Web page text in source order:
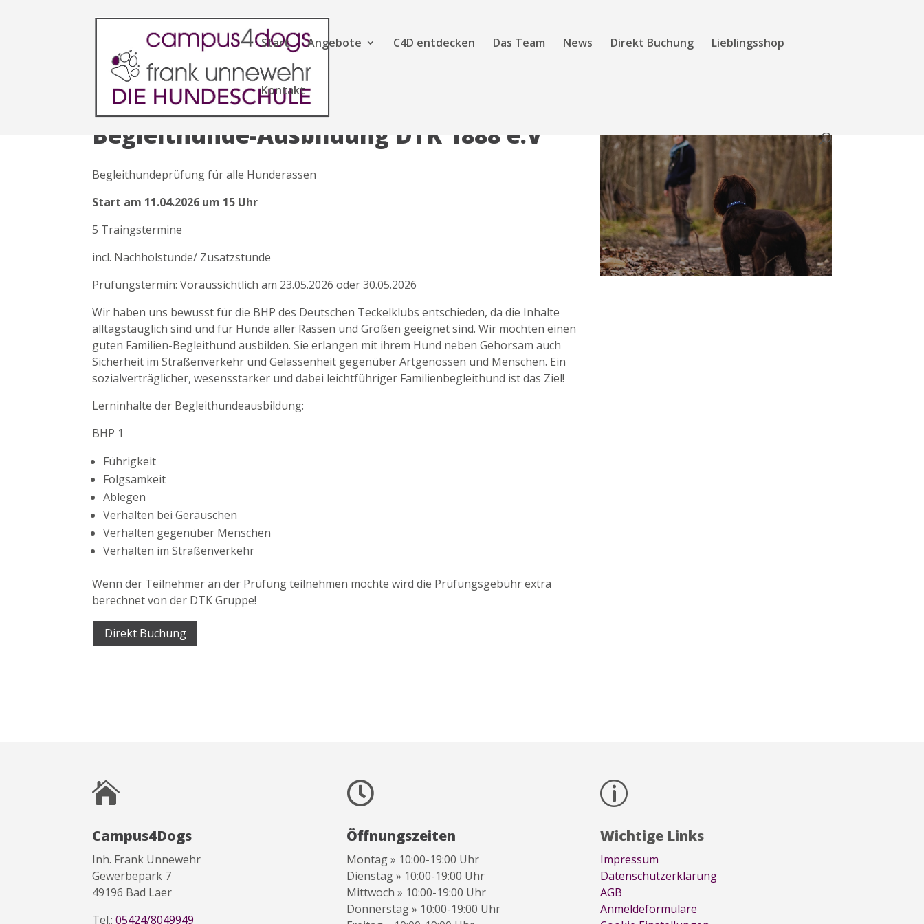
Start Angebote C4D entdecken Das Team News Direkt Buchung Lieblingsshop
Kontakt
Begleithunde-Ausbildung DTK 1888 e.V
Begleithundeprüfung für alle Hunderassen
Start am 11.04.2026 um 15 Uhr
5 Traingstermine
incl. Nachholstunde/ Zusatzstunde
Prüfungstermin: Voraussichtlich am 23.05.2026 oder 30.05.2026
Wir haben uns bewusst für die BHP des Deutschen Teckelklubs entschieden, da die Inhalte
alltagstauglich sind und für Hunde aller Rassen und Größen geeignet sind. Wir möchten einen
guten Familien-Begleithund ausbilden. Sie erlangen mit ihrem Hund neben Gehorsam auch
Sicherheit im Straßenverkehr und Gelassenheit gegenüber Artgenossen und Menschen. Ein
sozialverträglicher, wesensstarker und dabei leichtführiger Familienbegleithund ist das Ziel!
Lerninhalte der Begleithundeausbildung:
BHP 1
Führigkeit
Folgsamkeit
Ablegen
Verhalten bei Geräuschen
Verhalten gegenüber Menschen
Verhalten im Straßenverkehr
Wenn der Teilnehmer an der Prüfung teilnehmen möchte wird die Prüfungsgebühr extra
berechnet von der DTK Gruppe!
Direkt Buchung

Campus4Dogs
Inh. Frank Unnewehr
Gewerbepark 7
49196 Bad Laer
Tel.:05424/8049949

Öffnungszeiten
Montag » 10:00-19:00 Uhr
Dienstag » 10:00-19:00 Uhr
Mittwoch » 10:00-19:00 Uhr
Donnerstag » 10:00-19:00 Uhr
p
Wichtige Links
Impressum
Datenschutzerklärung
AGB
Anmeldeformulare